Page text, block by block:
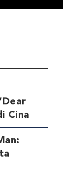
Cina